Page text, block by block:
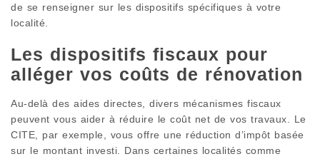
de se renseigner sur les dispositifs spécifiques à votre
localité.
Les dispositifs fiscaux pour
alléger vos coûts de rénovation
Au-delà des aides directes, divers mécanismes fiscaux
peuvent vous aider à réduire le coût net de vos travaux. Le
CITE, par exemple, vous offre une réduction d’impôt basée
sur le montant investi. Dans certaines localités comme